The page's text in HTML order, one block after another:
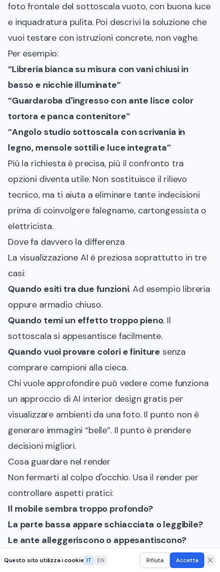
foto frontale del sottoscala vuoto, con buona luce
e inquadratura pulita. Poi descrivi la soluzione che
vuoi testare con istruzioni concrete, non vaghe.
Per esempio:
“Libreria bianca su misura con vani chiusi in
basso e nicchie illuminate”
“Guardaroba d'ingresso con ante lisce color
tortora e panca contenitore”
“Angolo studio sottoscala con scrivania in
legno, mensole sottili e luce integrata”
Più la richiesta è precisa, più il confronto tra
opzioni diventa utile. Non sostituisce il rilievo
tecnico, ma ti aiuta a eliminare tante indecisioni
prima di coinvolgere falegname, cartongessista o
elettricista.
Dove fa davvero la differenza
La visualizzazione AI è preziosa soprattutto in tre
casi:
Quando esiti tra due funzioni. Ad esempio libreria
oppure armadio chiuso.
Quando temi un effetto troppo pieno. Il
sottoscala si appesantisce facilmente.
Quando vuoi provare colori e finiture senza
comprare campioni alla cieca.
Chi vuole approfondire può vedere come funziona
un approccio di AI interior design gratis per
visualizzare ambienti da una foto. Il punto non è
generare immagini “belle”. Il punto è prendere
decisioni migliori.
Cosa guardare nel render
Non fermarti al colpo d'occhio. Usa il render per
controllare aspetti pratici:
Il mobile sembra troppo profondo?
La parte bassa appare schiacciata o leggibile?
Le ante alleggeriscono o appesantiscono?
La luce valorizza i volumi oppure crea zone
Questo sito utilizza i cookie IT EN Rifiuta Accetta